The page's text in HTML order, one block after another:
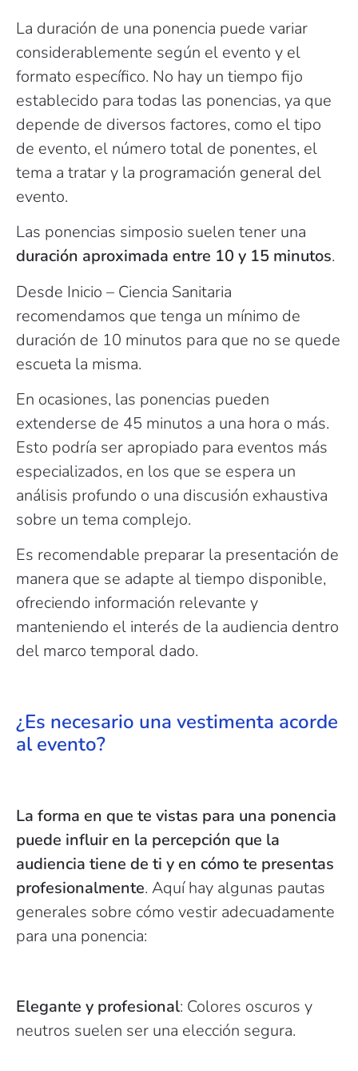
La duración de una ponencia puede variar
considerablemente según el evento y el
formato específico. No hay un tiempo fijo
establecido para todas las ponencias, ya que
depende de diversos factores, como el tipo
de evento, el número total de ponentes, el
tema a tratar y la programación general del
evento.
Las ponencias simposio suelen tener una
duración aproximada entre 10 y 15 minutos.
Desde Inicio – Ciencia Sanitaria
recomendamos que tenga un mínimo de
duración de 10 minutos para que no se quede
escueta la misma.
En ocasiones, las ponencias pueden
extenderse de 45 minutos a una hora o más.
Esto podría ser apropiado para eventos más
especializados, en los que se espera un
análisis profundo o una discusión exhaustiva
sobre un tema complejo.
Es recomendable preparar la presentación de
manera que se adapte al tiempo disponible,
ofreciendo información relevante y
manteniendo el interés de la audiencia dentro
del marco temporal dado.
¿Es necesario una vestimenta acorde
al evento?
La forma en que te vistas para una ponencia
puede influir en la percepción que la
audiencia tiene de ti y en cómo te presentas
profesionalmente. Aquí hay algunas pautas
generales sobre cómo vestir adecuadamente
para una ponencia:
Elegante y profesional: Colores oscuros y
neutros suelen ser una elección segura.